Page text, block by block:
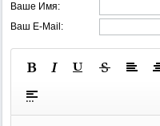
Ваше Имя:
Ваш E-Mail: